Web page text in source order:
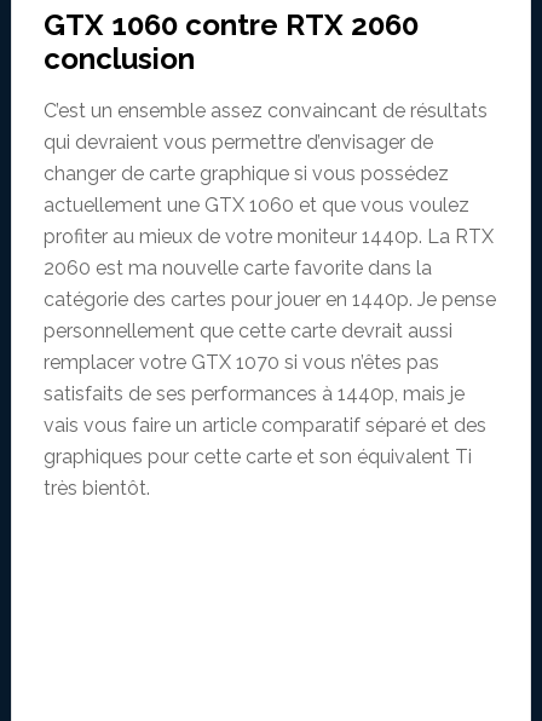
GTX 1060 contre RTX 2060
conclusion
C’est un ensemble assez convaincant de résultats
qui devraient vous permettre d’envisager de
changer de carte graphique si vous possédez
actuellement une GTX 1060 et que vous voulez
profiter au mieux de votre moniteur 1440p. La RTX
2060 est ma nouvelle carte favorite dans la
catégorie des cartes pour jouer en 1440p. Je pense
personnellement que cette carte devrait aussi
remplacer votre GTX 1070 si vous n’êtes pas
satisfaits de ses performances à 1440p, mais je
vais vous faire un article comparatif séparé et des
graphiques pour cette carte et son équivalent Ti
très bientôt.